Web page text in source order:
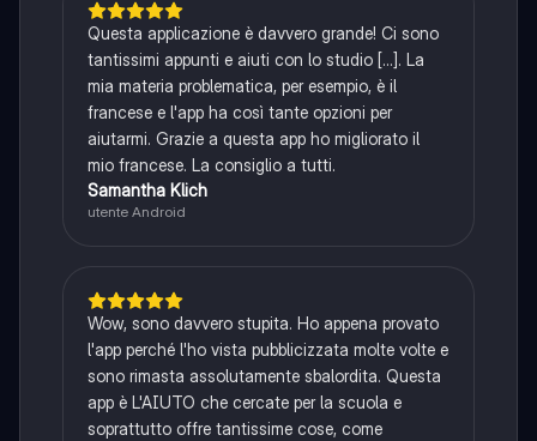
Questa applicazione è davvero grande! Ci sono
tantissimi appunti e aiuti con lo studio [...]. La
mia materia problematica, per esempio, è il
francese e l'app ha così tante opzioni per
aiutarmi. Grazie a questa app ho migliorato il
mio francese. La consiglio a tutti.
Samantha Klich
utente Android
Wow, sono davvero stupita. Ho appena provato
l'app perché l'ho vista pubblicizzata molte volte e
sono rimasta assolutamente sbalordita. Questa
app è L'AIUTO che cercate per la scuola e
soprattutto offre tantissime cose, come